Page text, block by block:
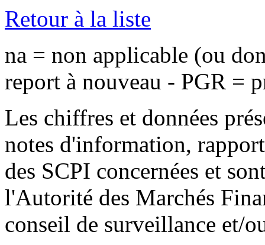
Retour à la liste
na = non applicable (ou
report à nouveau - PGR =
Les chiffres et données
notes d'information,
des SCPI concernées et
l'Autorité des Marchés
conseil de surveillance et/